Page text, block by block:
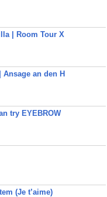
| Room Tour X
Ansage an den H
try EYEBROW
(Je t’aime)